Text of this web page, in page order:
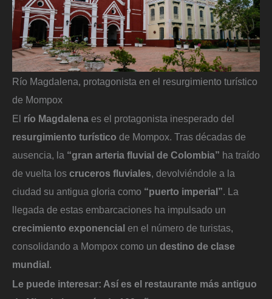
Río Magdalena, protagonista en el resurgimiento turístico
de Mompox
El río Magdalena es el protagonista inesperado del
resurgimiento turístico de Mompox. Tras décadas de
ausencia, la “gran arteria fluvial de Colombia” ha traído
de vuelta los cruceros fluviales, devolviéndole a la
ciudad su antigua gloria como “puerto imperial”. La
llegada de estas embarcaciones ha impulsado un
crecimiento exponencial en el número de turistas,
consolidando a Mompox como un destino de clase
mundial.
Le puede interesar: Así es el restaurante más antiguo